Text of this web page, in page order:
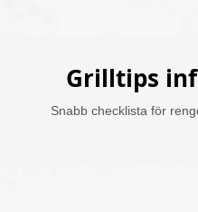
Grilltips
Snabb checklista för